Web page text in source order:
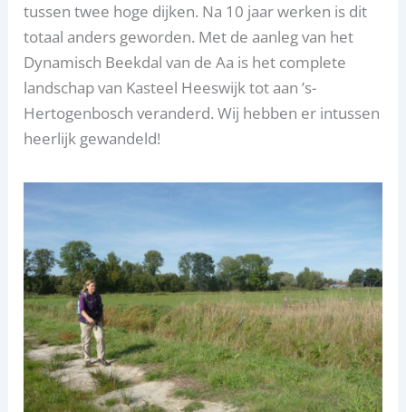
tussen twee hoge dijken. Na 10 jaar werken is dit
totaal anders geworden. Met de aanleg van het
Dynamisch Beekdal van de Aa is het complete
landschap van Kasteel Heeswijk tot aan ’s-
Hertogenbosch veranderd.Wij hebben er intussen
heerlijk gewandeld!